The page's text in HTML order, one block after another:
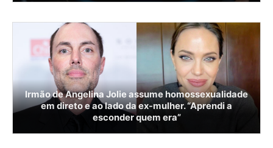
Irmão de Angelina Jolie assume homossexualidade
em direto e ao lado da ex-mulher. “Aprendi a
esconder quem era”